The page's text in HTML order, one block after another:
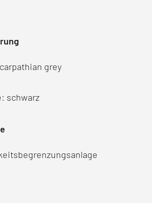
grey
schwarz